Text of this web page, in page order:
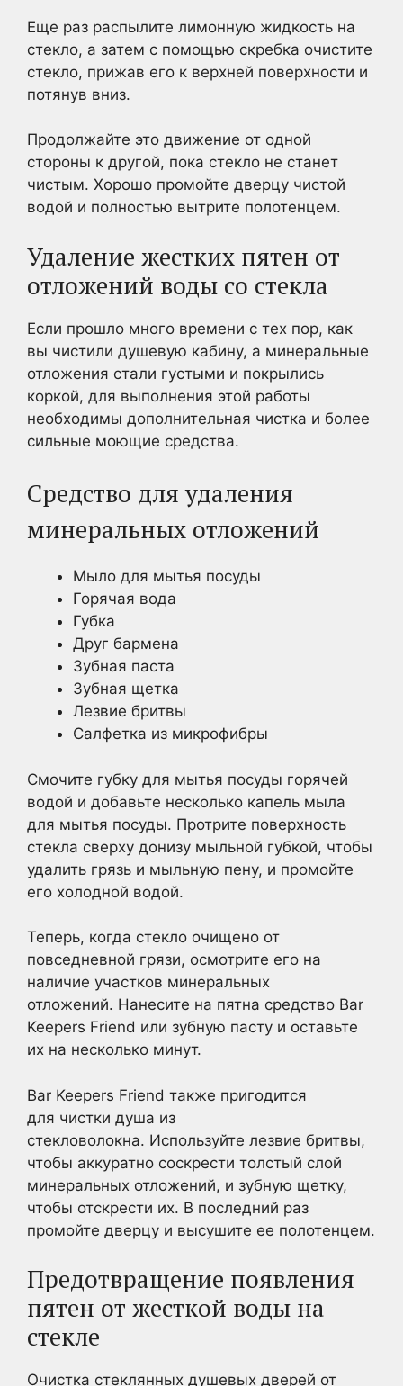
Еще раз распылите лимонную жидкость на
стекло, а затем с помощью скребка очистите
стекло, прижав его к верхней поверхности и
потянув вниз.
Продолжайте это движение от одной
стороны к другой, пока стекло не станет
чистым. Хорошо промойте дверцу чистой
водой и полностью вытрите полотенцем.
Удаление жестких пятен от
отложений воды со стекла
Если прошло много времени с тех пор, как
вы чистили душевую кабину, а минеральные
отложения стали густыми и покрылись
коркой, для выполнения этой работы
необходимы дополнительная чистка и более
сильные моющие средства.
Средство для удаления
минеральных отложений
Мыло для мытья посуды
Горячая вода
Губка
Друг бармена
Зубная паста
Зубная щетка
Лезвие бритвы
Салфетка из микрофибры
Смочите губку для мытья посуды горячей
водой и добавьте несколько капель мыла
для мытья посуды. Протрите поверхность
стекла сверху донизу мыльной губкой, чтобы
удалить грязь и мыльную пену, и промойте
его холодной водой.
Теперь, когда стекло очищено от
повседневной грязи, осмотрите его на
наличие участков минеральных
отложений. Нанесите на пятна средство Bar
Keepers Friend или зубную пасту и оставьте
их на несколько минут.
Bar Keepers Friend также пригодится
для чистки душа из
стекловолокна. Используйте лезвие бритвы,
чтобы аккуратно соскрести толстый слой
минеральных отложений, и зубную щетку,
чтобы отскрести их. В последний раз
промойте дверцу и высушите ее полотенцем.
Предотвращение появления
пятен от жесткой воды на
стекле
Очистка стеклянных душевых дверей от